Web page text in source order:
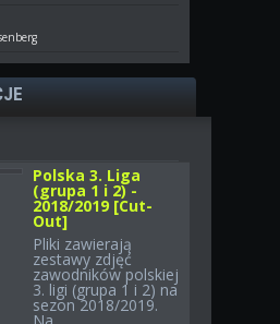
Polska 3. Liga
(grupa 1 i 2) -
2018/2019 [Cut-
Out]
Pliki zawierają
zestawy zdjęć
zawodników polskiej
3. ligi (grupa 1 i 2) na
sezon 2018/2019.